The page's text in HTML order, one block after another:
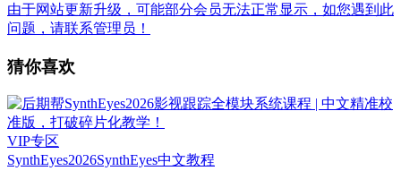
由于网站更新升级，可能部分会员无法正常显示，如您遇到此
问题，请联系管理员！
猜你喜欢
VIP专区
SynthEyes2026SynthEyes中文教程